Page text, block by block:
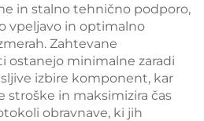
in stalno tehnično podporo,
vpeljavo in optimalno
Zahtevane
ostanejo minimalne zaradi
izbire komponent, kar
stroške in maksimizira čas
obravnave, ki jih